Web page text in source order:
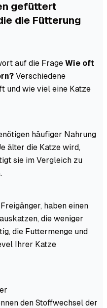
gefüttert
die Fütterung
auf die Frage Wie oft
Verschiedene
und wie viel eine Katze
häufiger Nahrung
älter die Katze wird,
sie im Vergleich zu
haben einen
die weniger
die Futtermenge und
Ihrer Katze
den Stoffwechsel der